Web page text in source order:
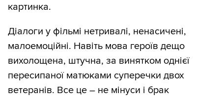
картинка.
Діалоги у фільмі нетривалі, ненасичені,
малоемоційні. Навіть мова героїв дещо
вихолощена, штучна, за винятком однієї
пересипаної матюками суперечки двох
ветеранів. Все це – не мінуси і брак